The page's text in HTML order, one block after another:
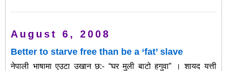
August 6, 2008
Better to starve free than be a ‘fat’ slave
नेपाली भाषामा एउटा उखान छ:- “घर मुली बाटो हगुवा” । शायद यत्ती